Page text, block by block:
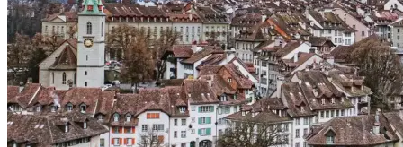
半
日
探
索
之
快
閃